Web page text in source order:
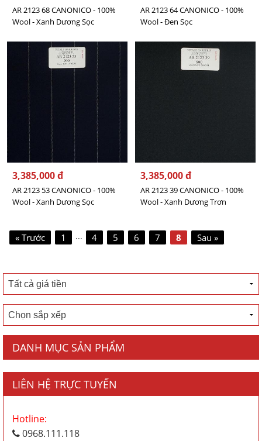
AR 2123 68 CANONICO - 100%
Wool - Xanh Dương Sọc
AR 2123 64 CANONICO - 100%
Wool - Đen Sọc
3,385,000 đ
AR 2123 53 CANONICO - 100%
Wool - Xanh Dương Sọc
3,385,000 đ
AR 2123 39 CANONICO - 100%
Wool - Xanh Dương Trơn
« Trước 1 ... 4 5 6 7 8 Sau »
DANH MỤC SẢN PHẨM
LIÊN HỆ TRỰC TUYẾN
Hotline:
0968.111.118